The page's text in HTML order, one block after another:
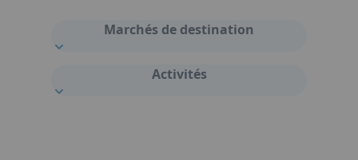
Marchés de destination
Activités